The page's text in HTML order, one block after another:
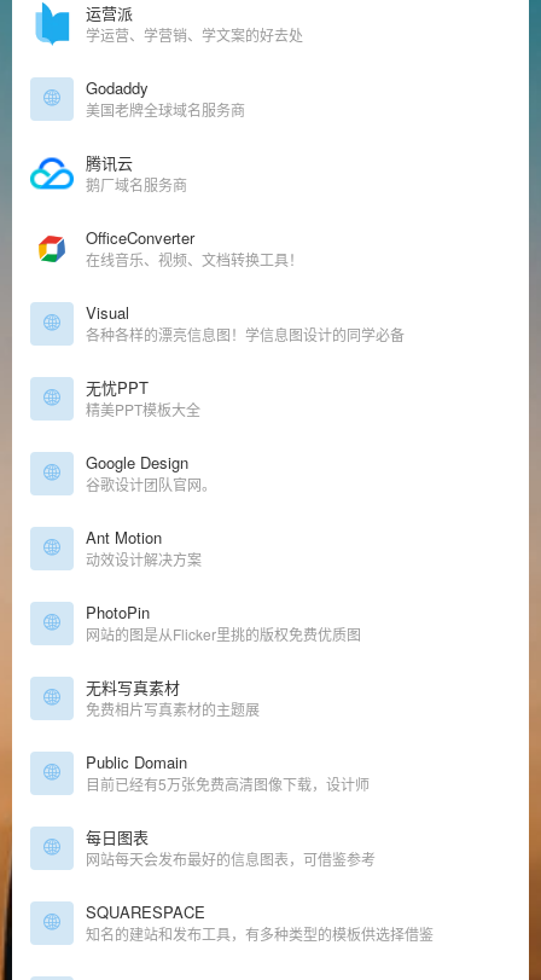
运营派
学运营、学营销、学文案的好去处
Godaddy
美国老牌全球域名服务商
腾讯云
鹅厂域名服务商
OfficeConverter
在线音乐、视频、文档转换工具！
Visual
各种各样的漂亮信息图！学信息图设计的同学必备
无忧PPT
精美PPT模板大全
Google Design
谷歌设计团队官网。
Ant Motion
动效设计解决方案
PhotoPin
网站的图是从Flicker里挑的版权免费优质图
无料写真素材
免费相片写真素材的主题展
Public Domain
目前已经有5万张免费高清图像下载，设计师
每日图表
网站每天会发布最好的信息图表，可借鉴参考
SQUARESPACE
知名的建站和发布工具，有多种类型的模板供选择借鉴